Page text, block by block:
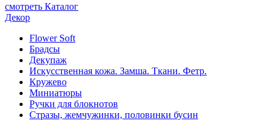
смотреть Каталог
Декор
Flower Soft
Брадсы
Декупаж
Искусственная кожа. Замша. Ткани. Фетр.
Кружево
Миниатюры
Ручки для блокнотов
Стразы, жемчужинки, половинки бусин